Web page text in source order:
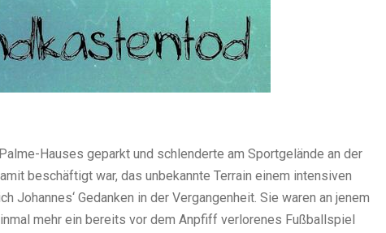
Hauses geparkt und schlenderte am Sportgelände an der
beschäftigt war, das unbekannte Terrain einem intensiven
Johannes‘ Gedanken in der Vergangenheit. Sie waren an jenem
mehr ein bereits vor dem Anpfiff verlorenes Fußballspiel